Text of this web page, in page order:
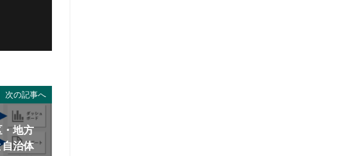
次の記事へ
地方
治体